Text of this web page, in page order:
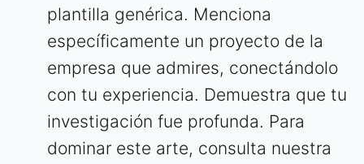
plantilla genérica. Menciona
específicamente un proyecto de la
empresa que admires, conectándolo
con tu experiencia. Demuestra que tu
investigación fue profunda. Para
dominar este arte, consulta nuestra